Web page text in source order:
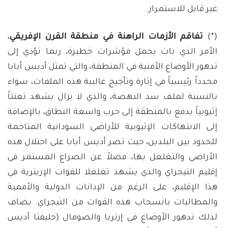
غير قابل للاستمرار.
(*) تفاقم الأزمات الراهنة في منطقة القرن الإفريقي،
الأمر الذي بات يحمل مؤشرات خطيرة، ربما تؤدي إلى
تدهور الأوضاع الأمنية في المنطقة، والتي تمثل أديس أبابا
محدداً رئيسياً في إثارة وتأجيج غالبية هذه الملفات، سواء
بالنسبة لملف سد النهضة، والذي لا يزال يشهد تعنتاً
إثيوبياً يدفع بالمنطقة إلى حرب واسعة النطاق، بالإضافة
إلى الانتهاكات الإثيوبية للأراضي السودانية المتاخمة
للحدود بين البلدين، حيث تصر أديس أبابا على احتلال هذه
الأراضي والتغلغل بها، فضلاً عن الصراع المستمر في
إقليم التيجراي والذي يشهد تغلغلا للقوات الإريترية في
هذا الإقليم، على الرغم من الإدانات الدولية والأممية
والمطالبات بانسحاب هذه القوات من التيجراي. يضاف
لذلك تدهور الأوضاع في إرتريا والصومال (حليفتا أديس